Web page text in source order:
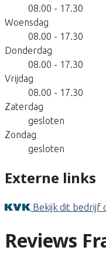
08.00 - 17.30
Woensdag
08.00 - 17.30
Donderdag
08.00 - 17.30
Vrijdag
08.00 - 17.30
Zaterdag
gesloten
Zondag
gesloten
Externe links
Bekijk dit bedrijf
Reviews